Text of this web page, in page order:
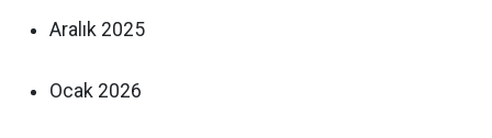
Aralık 2025
Ocak 2026